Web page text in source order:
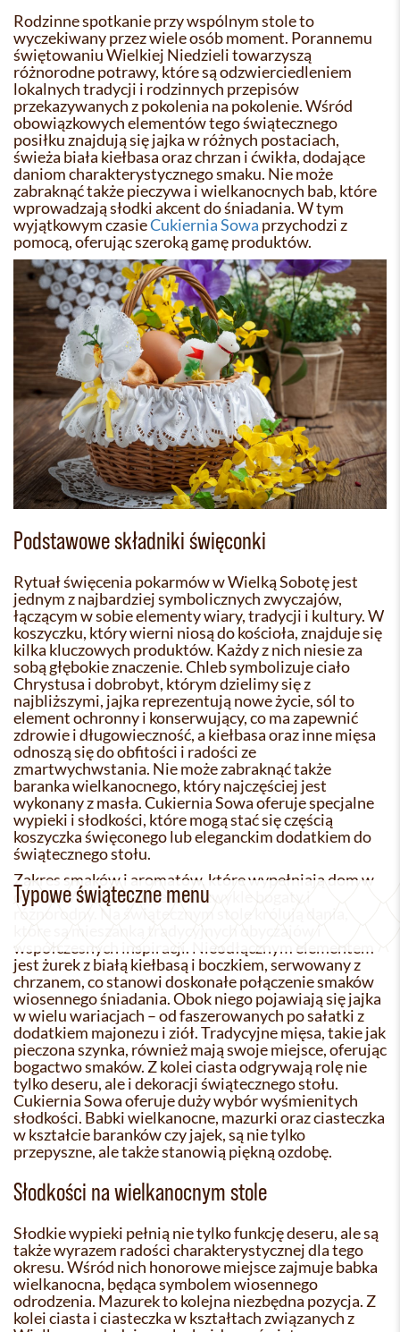
Rodzinne spotkanie przy wspólnym stole to
wyczekiwany przez wiele osób moment. Porannemu
świętowaniu Wielkiej Niedzieli towarzyszą
różnorodne potrawy, które są odzwierciedleniem
lokalnych tradycji i rodzinnych przepisów
przekazywanych z pokolenia na pokolenie. Wśród
obowiązkowych elementów tego świątecznego
posiłku znajdują się jajka w różnych postaciach,
świeża biała kiełbasa oraz chrzan i ćwikła, dodające
daniom charakterystycznego smaku. Nie może
zabraknąć także pieczywa i wielkanocnych bab, które
wprowadzają słodki akcent do śniadania. W tym
wyjątkowym czasieCukiernia Sowa przychodzi z
pomocą, oferując szeroką gamę produktów.
Podstawowe składniki święconki
Rytuał święcenia pokarmów w Wielką Sobotę jest
jednym z najbardziej symbolicznych zwyczajów,
łączącym w sobie elementy wiary, tradycji i kultury. W
koszyczku, który wierni niosą do kościoła, znajduje się
kilka kluczowych produktów. Każdy z nich niesie za
sobą głębokie znaczenie. Chleb symbolizuje ciało
Chrystusa i dobrobyt, którym dzielimy się z
najbliższymi, jajka reprezentują nowe życie, sól to
element ochronny i konserwujący, co ma zapewnić
zdrowie i długowieczność, a kiełbasa oraz inne mięsa
odnoszą się do obfitości i radości ze
zmartwychwstania. Nie może zabraknąć także
baranka wielkanocnego, który najczęściej jest
wykonany z masła. Cukiernia Sowa oferuje specjalne
wypieki i słodkości, które mogą stać się częścią
koszyczka święconego lub eleganckim dodatkiem do
świątecznego stołu.
Typowe świąteczne menu
Zakres smaków i aromatów, które wypełniają dom w
okresie Wielkanocy, jest niezwykle bogaty i
różnorodny. Na świątecznym stole królują dania,
które są mieszanką tradycyjnych obyczajów i
współczesnych inspiracji. Nieodłącznym elementem
jest żurek z białą kiełbasą i boczkiem, serwowany z
chrzanem, co stanowi doskonałe połączenie smaków
wiosennego śniadania. Obok niego pojawiają się jajka
w wielu wariacjach – od faszerowanych po sałatki z
dodatkiem majonezu i ziół. Tradycyjne mięsa, takie jak
pieczona szynka, również mają swoje miejsce, oferując
bogactwo smaków. Z kolei ciasta odgrywają rolę nie
tylko deseru, ale i dekoracji świątecznego stołu.
Cukiernia Sowa oferuje duży wybór wyśmienitych
słodkości. Babki wielkanocne, mazurki oraz ciasteczka
w kształcie baranków czy jajek, są nie tylko
przepyszne, ale także stanowią piękną ozdobę.
Słodkości na wielkanocnym stole
Słodkie wypieki pełnią nie tylko funkcję deseru, ale są
także wyrazem radości charakterystycznej dla tego
okresu. Wśród nich honorowe miejsce zajmuje babka
wielkanocna, będąca symbolem wiosennego
odrodzenia. Mazurek to kolejna niezbędna pozycja. Z
kolei ciasta i ciasteczka w kształtach związanych z